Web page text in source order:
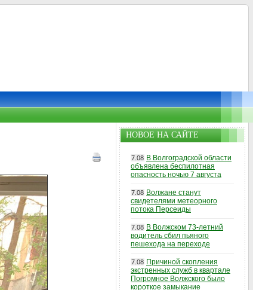
НОВОЕ НА САЙТЕ
7.08 В Волгоградской области
объявлена беспилотная
опасность ночью 7 августа
7.08 Волжане станут
свидетелями метеорного
потока Персеиды
7.08 В Волжском 73-летний
водитель сбил пьяного
пешехода на переходе
7.08 Причиной скопления
экстренных служб в квартале
Погромное Волжского было
короткое замыкание